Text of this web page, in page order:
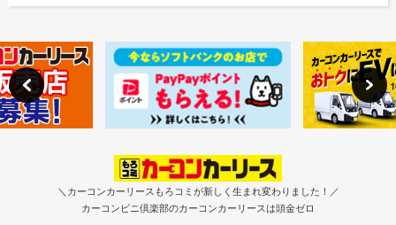
＼カーコンカーリースもろコミが新しく生まれ変わりました！／
カーコンビニ倶楽部のカーコンカーリースは頭金ゼロ